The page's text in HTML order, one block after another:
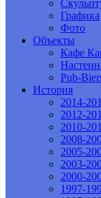
Графика
Фото
Объекты
Кафе
Pub-
История
2014-
2012-
2010-
2008-
2005-
2003-
2000-
1997-